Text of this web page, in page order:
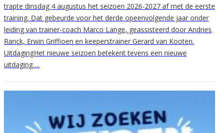
trapte dinsdag 4 augustus het seizoen 2026-2027 af met de eerste
training. Dat gebeurde voor het derde opeenvolgende jaar onder
leiding van trainer-coach Marco Lange, geassisteerd door Andries
Ranck, Erwin Griffioen en keeperstrainer Gerard van Kooten.
UitdagingHet nieuwe seizoen betekent tevens een nieuwe
uitdaging….